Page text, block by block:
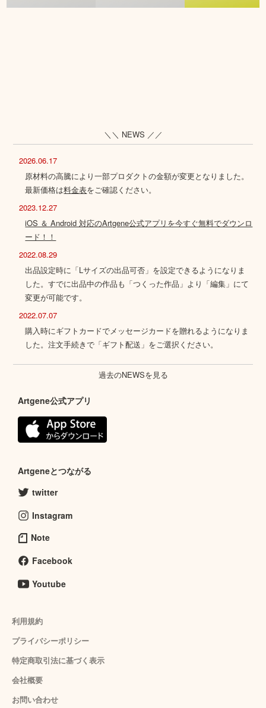
＼＼ NEWS ／／
2026.06.17
原材料の高騰により一部プロダクトの金額が変更となりました。
最新価格は料金表をご確認ください。
2023.12.27
iOS ＆ Android 対応のArtgene公式アプリを今すぐ無料でダウンロ
ード！！
2022.08.29
出品設定時に「Lサイズの出品可否」を設定できるようになりま
した。すでに出品中の作品も「つくった作品」より「編集」にて
変更が可能です。
2022.07.07
購入時にギフトカードでメッセージカードを贈れるようになりま
した。注文手続きで「ギフト配送」をご選択ください。
過去のNEWSを見る
Artgene公式アプリ
Artgeneとつながる
twitter
Instagram
Note
Facebook
Youtube
利用規約
プライバシーポリシー
特定商取引法に基づく表示
会社概要
お問い合わせ